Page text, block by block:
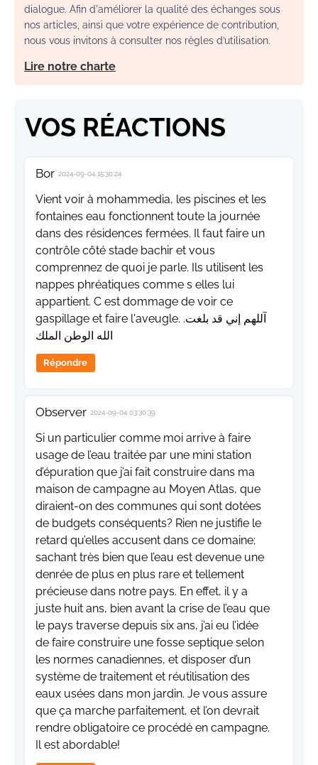
dialogue. Afin d'améliorer la qualité des échanges sous
nos articles, ainsi que votre expérience de contribution,
nous vous invitons à consulter nos règles d’utilisation.
Lire notre charte
VOS RÉACTIONS
Bor 2024-09-04 15:30:24
Vient voir à mohammedia, les piscines et les
fontaines eau fonctionnent toute la journée
dans des résidences fermées. Il faut faire un
contrôle côté stade bachir et vous
comprennez de quoi je parle. Ils utilisent les
nappes phréatiques comme s elles lui
appartient. C est dommage de voir ce
gaspillage et faire l'aveugle. .آللهم إني قد بلغت
الله الوطن الملك
Répondre
Observer 2024-09-04 03:30:39
Si un particulier comme moi arrive à faire
usage de l’eau traitée par une mini station
d’épuration que j’ai fait construire dans ma
maison de campagne au Moyen Atlas, que
diraient-on des communes qui sont dotées
de budgets conséquents? Rien ne justifie le
retard qu’elles accusent dans ce domaine;
sachant très bien que l’eau est devenue une
denrée de plus en plus rare et tellement
précieuse dans notre pays. En effet, il y a
juste huit ans, bien avant la crise de l’eau que
le pays traverse depuis six ans, j’ai eu l’idée
de faire construire une fosse septique selon
les normes canadiennes, et disposer d’un
système de traitement et réutilisation des
eaux usées dans mon jardin. Je vous assure
que ça marche parfaitement, et l’on devrait
rendre obligatoire ce procédé en campagne.
Il est abordable!